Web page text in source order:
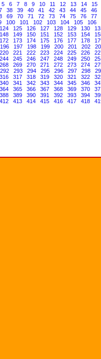
5 6 7 8 9 10 11 12 13 14
15
38 39 40 41 42 43 44 45
46
69 70 71 72 73 74 75 76
77
100 101 102 103 104 105
106
124 125 126 127 128 129 130
148 149 150 151 152 153 154
172 173 174 175 176 177 178
196 197 198 199 200 201 202
220 221 222 223 224 225 226
244 245 246 247 248 249 250
268 269 270 271 272 273 274
292 293 294 295 296 297 298
316 317 318 319 320 321 322
340 341 342 343 344 345 346
364 365 366 367 368 369 370
388 389 390 391 392 393 394
412 413 414 415 416 417 418